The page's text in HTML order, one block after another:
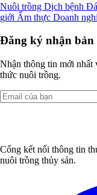
Nuôi trồng Dịch bệnh
giới Ẩm thực Doanh
Đăng ký nhận bản
Nhận thông tin mới nhất
thức nuôi trồng.
Cổng kết nối thông tin
nuôi trồng thủy sản.